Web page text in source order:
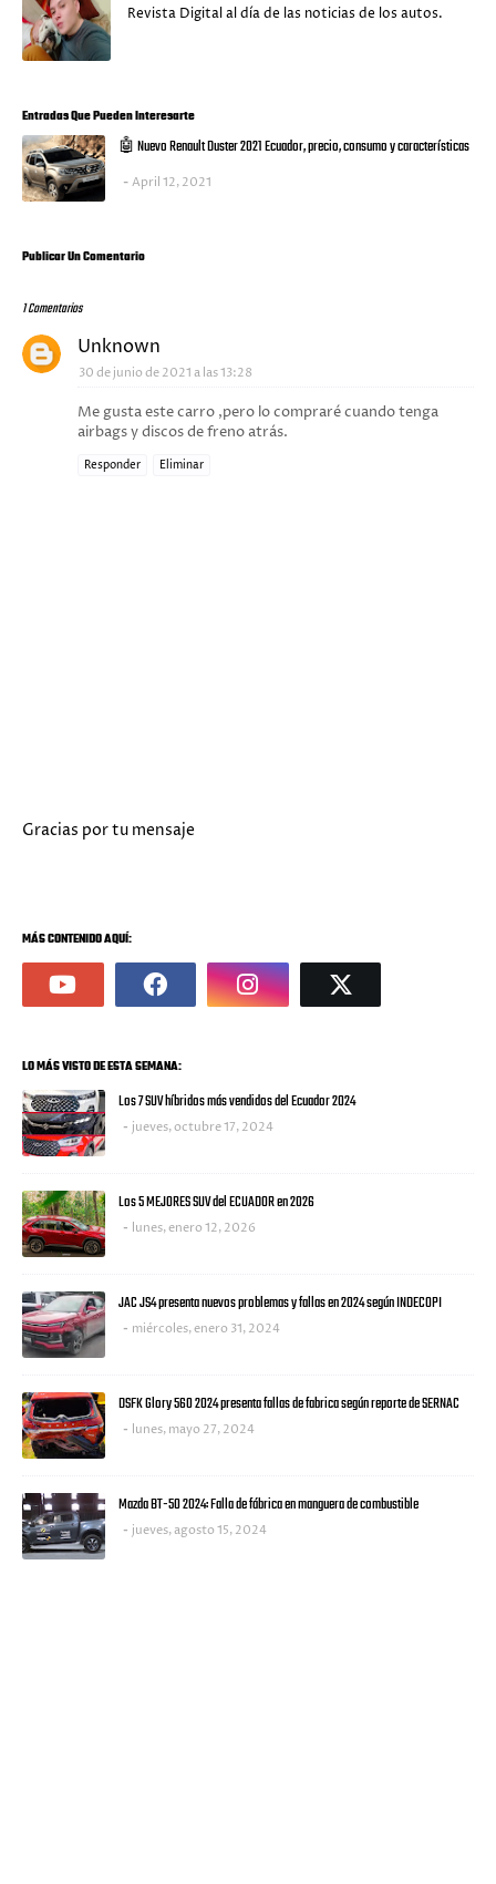
Revista Digital al día de las noticias de los autos.
Entradas Que Pueden Interesarte
🤖 Nuevo Renault Duster 2021 Ecuador, precio, consumo y características
April 12, 2021
Publicar Un Comentario
1 Comentarios
Unknown
30 de junio de 2021 a las 13:28
Me gusta este carro ,pero lo compraré cuando tenga
airbags y discos de freno atrás.
Responder Eliminar
Gracias por tu mensaje
MÁS CONTENIDO AQUÍ:
LO MÁS VISTO DE ESTA SEMANA:
Los 7 SUV híbridos más vendidos del Ecuador 2024
jueves, octubre 17, 2024
Los 5 MEJORES SUV del ECUADOR en 2026
lunes, enero 12, 2026
JAC JS4 presenta nuevos problemas y fallas en 2024 según INDECOPI
miércoles, enero 31, 2024
DSFK Glory 560 2024 presenta fallas de fabrica según reporte de SERNAC
lunes, mayo 27, 2024
Mazda BT-50 2024: Falla de fábrica en manguera de combustible
jueves, agosto 15, 2024